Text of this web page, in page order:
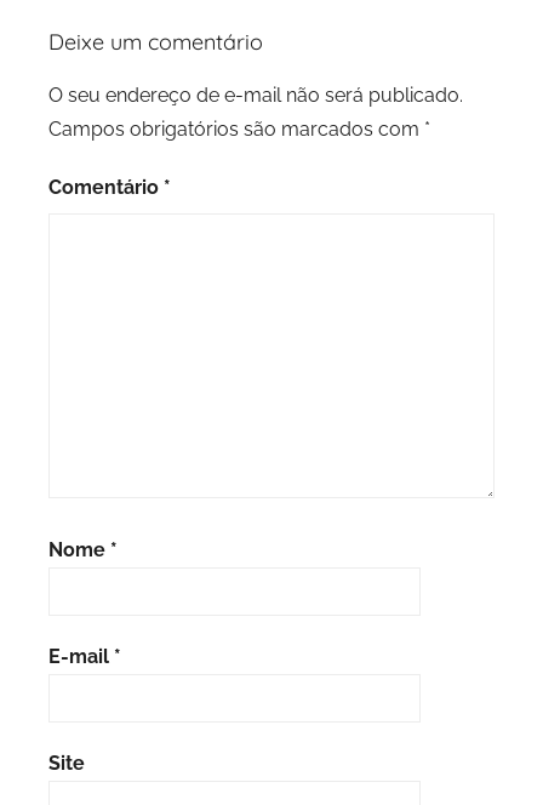
Deixe um comentário
O seu endereço de e-mail não será publicado.
Campos obrigatórios são marcados com *
Comentário *
Nome *
E-mail *
Site